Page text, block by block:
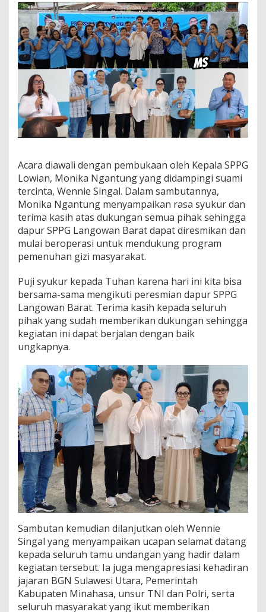
e
S
i
n
g
a
l
:
S
i
a
p
D
u
n
g
P
r
o
g
r
m
u
t
r
s
i
e
i
d
e
n
r
a
b
o
w
o
Acara diawali dengan pembukaan oleh Kepala SPPG
Lowian, Monika Ngantung yang didampingi suami
tercinta, Wennie Singal. Dalam sambutannya,
Monika Ngantung menyampaikan rasa syukur dan
terima kasih atas dukungan semua pihak sehingga
dapur SPPG Langowan Barat dapat diresmikan dan
mulai beroperasi untuk mendukung program
pemenuhan gizi masyarakat.
Puji syukur kepada Tuhan karena hari ini kita bisa
bersama-sama mengikuti peresmian dapur SPPG
Langowan Barat. Terima kasih kepada seluruh
pihak yang sudah memberikan dukungan sehingga
kegiatan ini dapat berjalan dengan baik
ungkapnya.
Sambutan kemudian dilanjutkan oleh Wennie
Singal yang menyampaikan ucapan selamat datang
kepada seluruh tamu undangan yang hadir dalam
kegiatan tersebut. Ia juga mengapresiasi kehadiran
jajaran BGN Sulawesi Utara, Pemerintah
Kabupaten Minahasa, unsur TNI dan Polri, serta
seluruh masyarakat yang ikut memberikan